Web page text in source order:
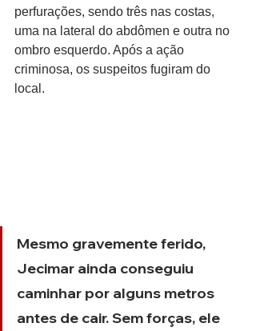
perfurações, sendo três nas costas,
uma na lateral do abdômen e outra no
ombro esquerdo. Após a ação
criminosa, os suspeitos fugiram do
local.
Mesmo gravemente ferido,
Jecimar ainda conseguiu
caminhar por alguns metros
antes de cair. Sem forças, ele